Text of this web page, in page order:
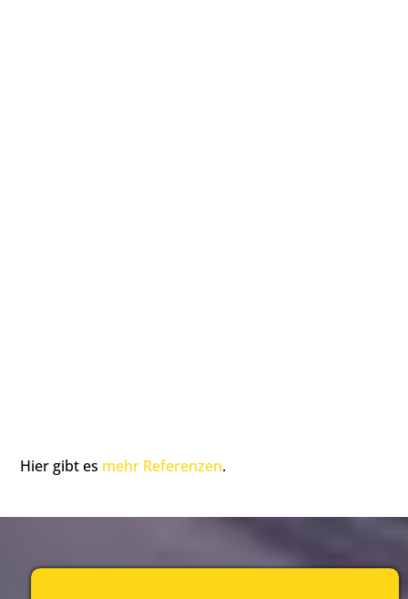
Hier gibt es mehr Referenzen.